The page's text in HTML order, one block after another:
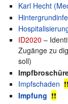
Karl Hecht
ID2020 –
Zugänge zu
soll)
Impfschaden ❗❗
Impfung ❗❗